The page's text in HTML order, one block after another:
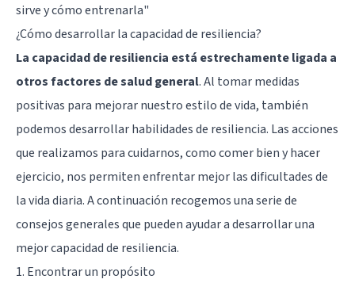
sirve y cómo entrenarla"
¿Cómo desarrollar la capacidad de resiliencia?
La capacidad de resiliencia está estrechamente ligada a
otros factores de salud general. Al tomar medidas
positivas para mejorar nuestro estilo de vida, también
podemos desarrollar habilidades de resiliencia. Las acciones
que realizamos para cuidarnos, como comer bien y hacer
ejercicio, nos permiten enfrentar mejor las dificultades de
la vida diaria. A continuación recogemos una serie de
consejos generales que pueden ayudar a desarrollar una
mejor capacidad de resiliencia.
1. Encontrar un propósito